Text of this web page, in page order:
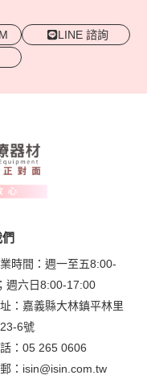
LINE 諮詢
時間：週一至五8:00-
週六日8:00-17:00
：嘉義縣大林鎮平林里
6號
：05 265 0606
： isin@isin.com.tw